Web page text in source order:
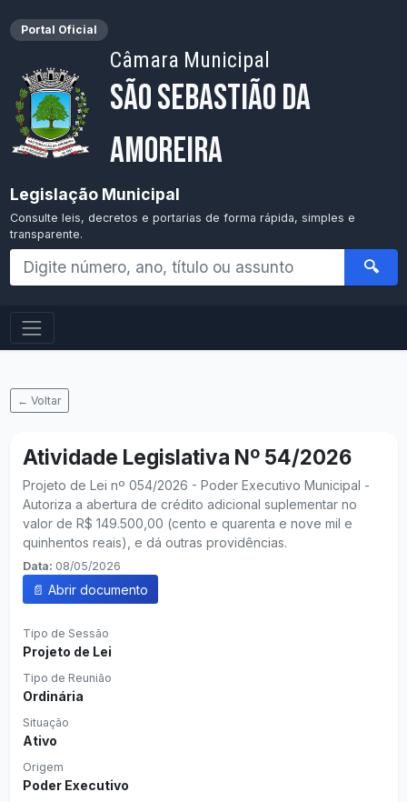
Portal Oficial
Câmara Municipal
São Sebastião da
Amoreira
Legislação Municipal
Consulte leis, decretos e portarias de forma rápida, simples e
transparente.
🔍
← Voltar
Atividade Legislativa Nº 54/2026
Projeto de Lei nº 054/2026 - Poder Executivo Municipal -
Autoriza a abertura de crédito adicional suplementar no
valor de R$ 149.500,00 (cento e quarenta e nove mil e
quinhentos reais), e dá outras providências.
Data: 08/05/2026
📄 Abrir documento
Tipo de Sessão
Projeto de Lei
Tipo de Reunião
Ordinária
Situação
Ativo
Origem
Poder Executivo